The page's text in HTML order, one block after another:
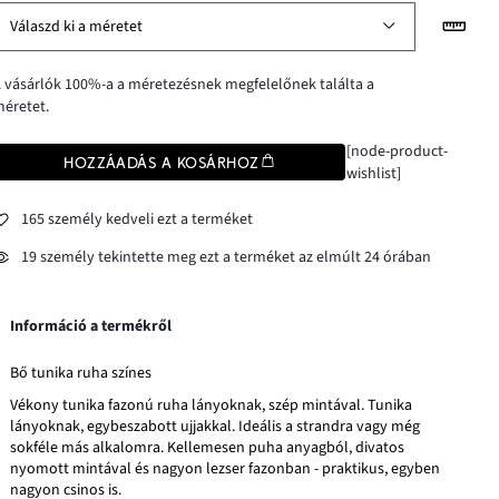
Válaszd ki a méretet
vásárlók 100%-a a méretezésnek megfelelőnek találta a
HOZZÁADÁS A KOSÁRHOZ
[node-product-
wishlist]
165 személy kedveli ezt a terméket
19 személy tekintette meg ezt a terméket az elmúlt 24 órában
Információ a termékről
Bő tunika ruha színes
Vékony tunika fazonú ruha lányoknak, szép mintával. Tunika
lányoknak, egybeszabott ujjakkal. Ideális a strandra vagy még
sokféle más alkalomra. Kellemesen puha anyagból, divatos
nyomott mintával és nagyon lezser fazonban - praktikus, egyben
nagyon csinos is.